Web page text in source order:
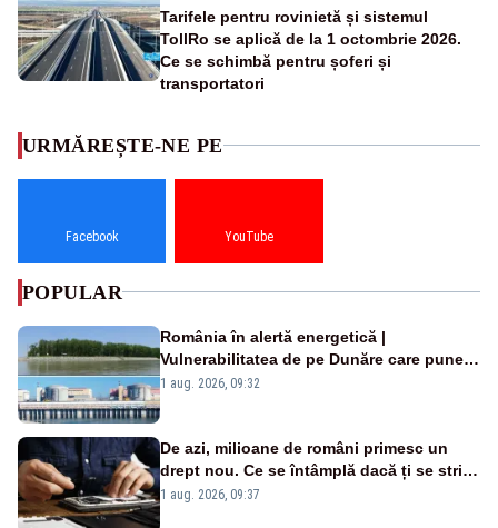
Tarifele pentru rovinietă și sistemul
TollRo se aplică de la 1 octombrie 2026.
Ce se schimbă pentru șoferi și
transportatori
URMĂREȘTE-NE PE
Facebook YouTube
POPULAR
România în alertă energetică |
Vulnerabilitatea de pe Dunăre care pune
în pericol Centrala Cernavodă era
1 aug. 2026, 09:32
De azi, milioane de români primesc un
drept nou. Ce se întâmplă dacă ți se strică
un produs
1 aug. 2026, 09:37